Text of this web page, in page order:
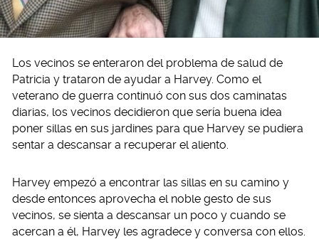
Los vecinos se enteraron del problema de salud de
Patricia y trataron de ayudar a Harvey. Como el
veterano de guerra continuó con sus dos caminatas
diarias, los vecinos decidieron que sería buena idea
poner sillas en sus jardines para que Harvey se pudiera
sentar a descansar a recuperar el aliento.
Harvey empezó a encontrar las sillas en su camino y
desde entonces aprovecha el noble gesto de sus
vecinos, se sienta a descansar un poco y cuando se
acercan a él, Harvey les agradece y conversa con ellos.